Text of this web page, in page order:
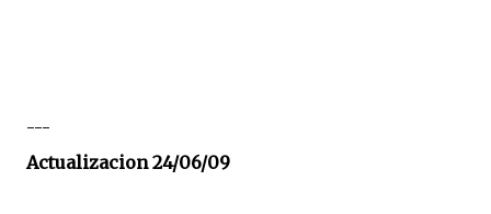
---
Actualizacion 24/06/09